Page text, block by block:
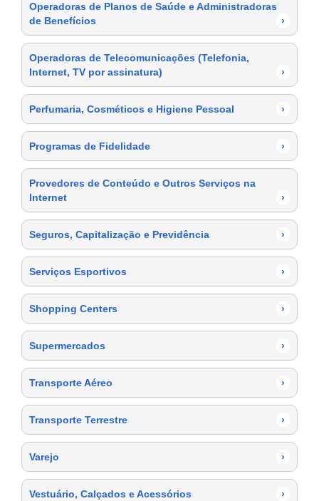
Operadoras de Planos de Saúde e Administradoras
de Benefícios
›
Operadoras de Telecomunicações (Telefonia,
Internet, TV por assinatura)
›
Perfumaria, Cosméticos e Higiene Pessoal ›
Programas de Fidelidade ›
Provedores de Conteúdo e Outros Serviços na
Internet
›
Seguros, Capitalização e Previdência ›
Serviços Esportivos ›
Shopping Centers ›
Supermercados ›
Transporte Aéreo ›
Transporte Terrestre ›
Varejo ›
Vestuário, Calçados e Acessórios ›